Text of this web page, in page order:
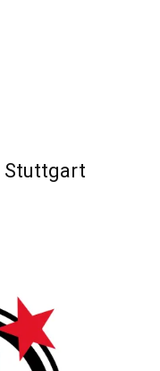
Stuttgart